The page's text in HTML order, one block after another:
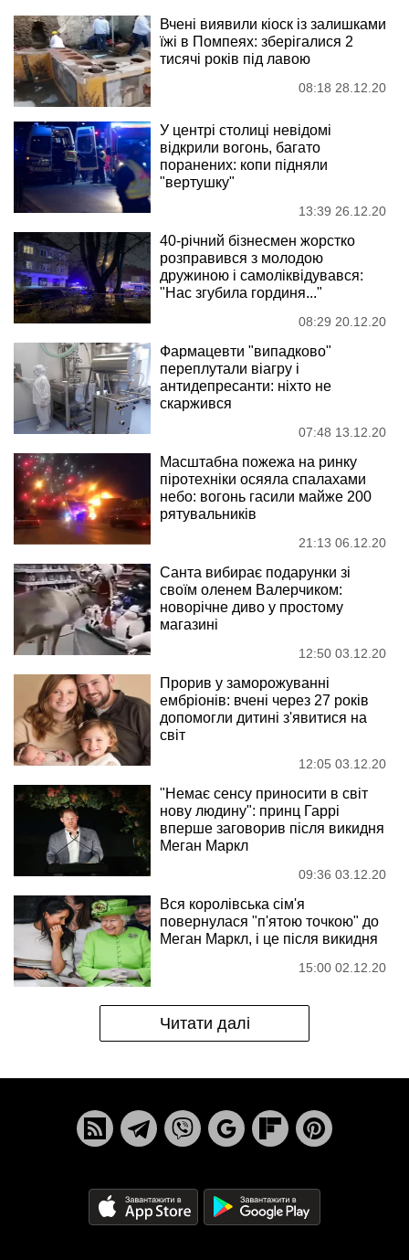
Вчені виявили кіоск із залишками
їжі в Помпеях: зберігалися 2
тисячі років під лавою
08:18 28.12.20
У центрі столиці невідомі
відкрили вогонь, багато
поранених: копи підняли
"вертушку"
13:39 26.12.20
40-річний бізнесмен жорстко
розправився з молодою
дружиною і самоліквідувався:
"Нас згубила гординя..."
08:29 20.12.20
Фармацевти "випадково"
переплутали віагру і
антидепресанти: ніхто не
скаржився
07:48 13.12.20
Масштабна пожежа на ринку
піротехніки осяяла спалахами
небо: вогонь гасили майже 200
рятувальників
21:13 06.12.20
Санта вибирає подарунки зі
своїм оленем Валерчиком:
новорічне диво у простому
магазині
12:50 03.12.20
Прорив у заморожуванні
ембріонів: вчені через 27 років
допомогли дитині з'явитися на
світ
12:05 03.12.20
"Немає сенсу приносити в світ
нову людину": принц Гаррі
вперше заговорив після викидня
Меган Маркл
09:36 03.12.20
Вся королівська сім'я
повернулася "п'ятою точкою" до
Меган Маркл, і це після викидня
15:00 02.12.20
Читати далі